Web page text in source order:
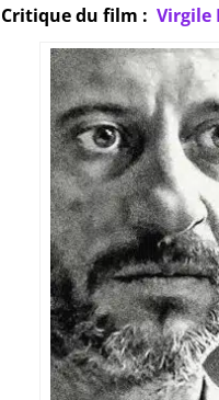
Critique du film : Virgile